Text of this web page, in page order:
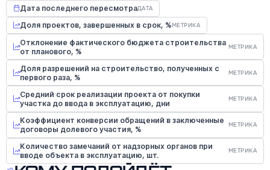
Дата последнего пересмотраДАТА
Доля проектов, завершенных в срок, %МЕТРИКА
Отклонение фактического бюджета строительства
от планового, %
МЕТРИКА
Доля разрешений на строительство, полученных с
первого раза, %
МЕТРИКА
Средний срок реализации проекта от покупки
участка до ввода в эксплуатацию, дни
МЕТРИКА
Коэффициент конверсии обращений в заключенные
договоры долевого участия, %
МЕТРИКА
Количество замечаний от надзорных органов при
вводе объекта в эксплуатацию, шт.
МЕТРИКА